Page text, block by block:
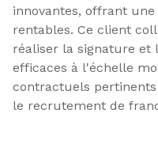
innovantes, offrant
rentables. Ce client
réaliser la signature et
efficaces à l'échelle
contractuels
le recrutement de